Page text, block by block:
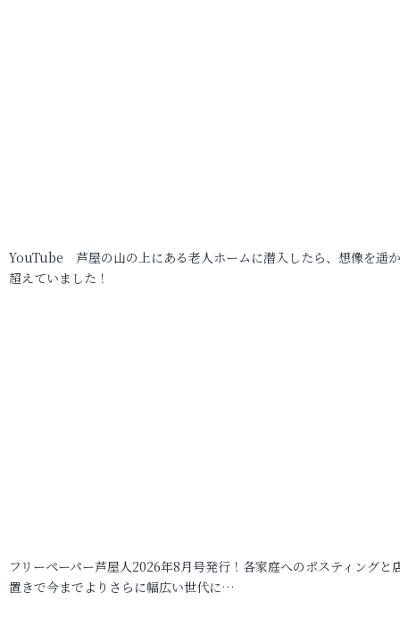
YouTube 芦屋の山の上にある老人ホームに潜入したら、想像を遥
超えていました！
フリーペーパー芦屋人2026年8月号発行！各家庭へのポスティングと
置きで今までよりさらに幅広い世代に…